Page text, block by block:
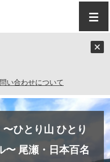
い合わせについて
とり温泉 ひとりシード
が喜ぶ 爽やかな達成
ひとり山 ひとり
〜 尾瀬・日本百名